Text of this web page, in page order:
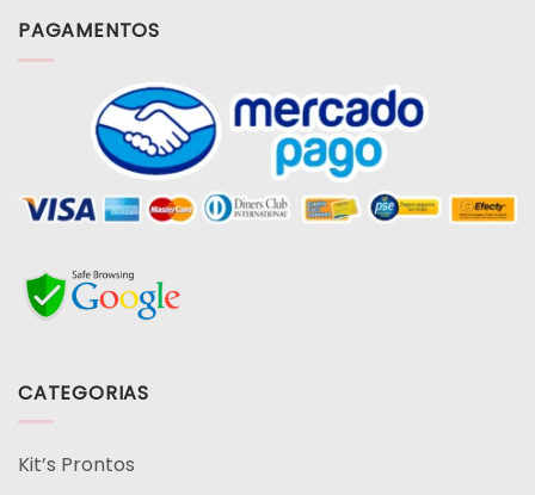
PAGAMENTOS
CATEGORIAS
Kit’s Prontos